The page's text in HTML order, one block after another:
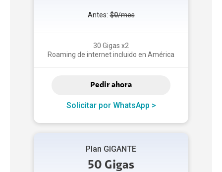
Antes: $0/mes
30 Gigas x2
Roaming de internet incluido en América
Pedir ahora
Solicitar por WhatsApp >
Plan GIGANTE
50 Gigas